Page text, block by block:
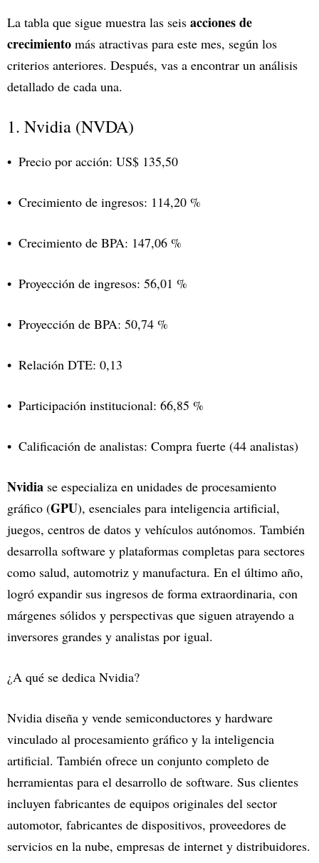
La tabla que sigue muestra las seis acciones de
crecimiento más atractivas para este mes, según los
criterios anteriores. Después, vas a encontrar un análisis
detallado de cada una.
1. Nvidia (NVDA)
Precio por acción: US$ 135,50
Crecimiento de ingresos: 114,20 %
Crecimiento de BPA: 147,06 %
Proyección de ingresos: 56,01 %
Proyección de BPA: 50,74 %
Relación DTE: 0,13
Participación institucional: 66,85 %
Calificación de analistas: Compra fuerte (44 analistas)
Nvidia se especializa en unidades de procesamiento
gráfico (GPU), esenciales para inteligencia artificial,
juegos, centros de datos y vehículos autónomos. También
desarrolla software y plataformas completas para sectores
como salud, automotriz y manufactura. En el último año,
logró expandir sus ingresos de forma extraordinaria, con
márgenes sólidos y perspectivas que siguen atrayendo a
inversores grandes y analistas por igual.
¿A qué se dedica Nvidia?
Nvidia diseña y vende semiconductores y hardware
vinculado al procesamiento gráfico y la inteligencia
artificial. También ofrece un conjunto completo de
herramientas para el desarrollo de software. Sus clientes
incluyen fabricantes de equipos originales del sector
automotor, fabricantes de dispositivos, proveedores de
servicios en la nube, empresas de internet y distribuidores.